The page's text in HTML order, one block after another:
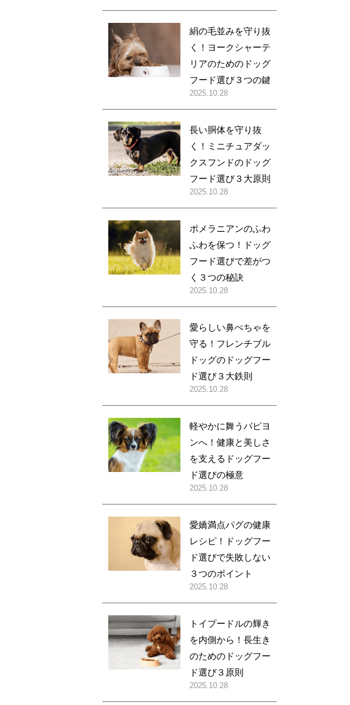
絹の毛並みを守り抜
く！ヨークシャーテ
リアのためのドッグ
フード選び３つの鍵
2025.10.28
長い胴体を守り抜
く！ミニチュアダッ
クスフンドのドッグ
フード選び３大原則
2025.10.28
ポメラニアンのふわ
ふわを保つ！ドッグ
フード選びで差がつ
く３つの秘訣
2025.10.28
愛らしい鼻ぺちゃを
守る！フレンチブル
ドッグのドッグフー
ド選び３大鉄則
2025.10.28
軽やかに舞うパピヨ
ンへ！健康と美しさ
を支えるドッグフー
ド選びの極意
2025.10.28
愛嬌満点パグの健康
レシピ！ドッグフー
ド選びで失敗しない
３つのポイント
2025.10.28
トイプードルの輝き
を内側から！長生き
のためのドッグフー
ド選び３原則
2025.10.28